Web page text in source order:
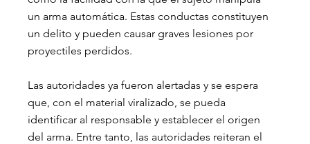
un arma automática. Estas conductas constituyen
un delito y pueden causar graves lesiones por
proyectiles perdidos.
Las autoridades ya fueron alertadas y se espera
que, con el material viralizado, se pueda
identificar al responsable y establecer el origen
del arma. Entre tanto, las autoridades reiteran el